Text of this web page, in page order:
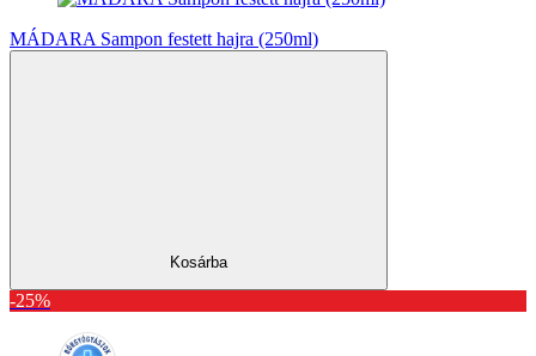
MÁDARA Sampon festett hajra (250ml)
Kosárba
-25%